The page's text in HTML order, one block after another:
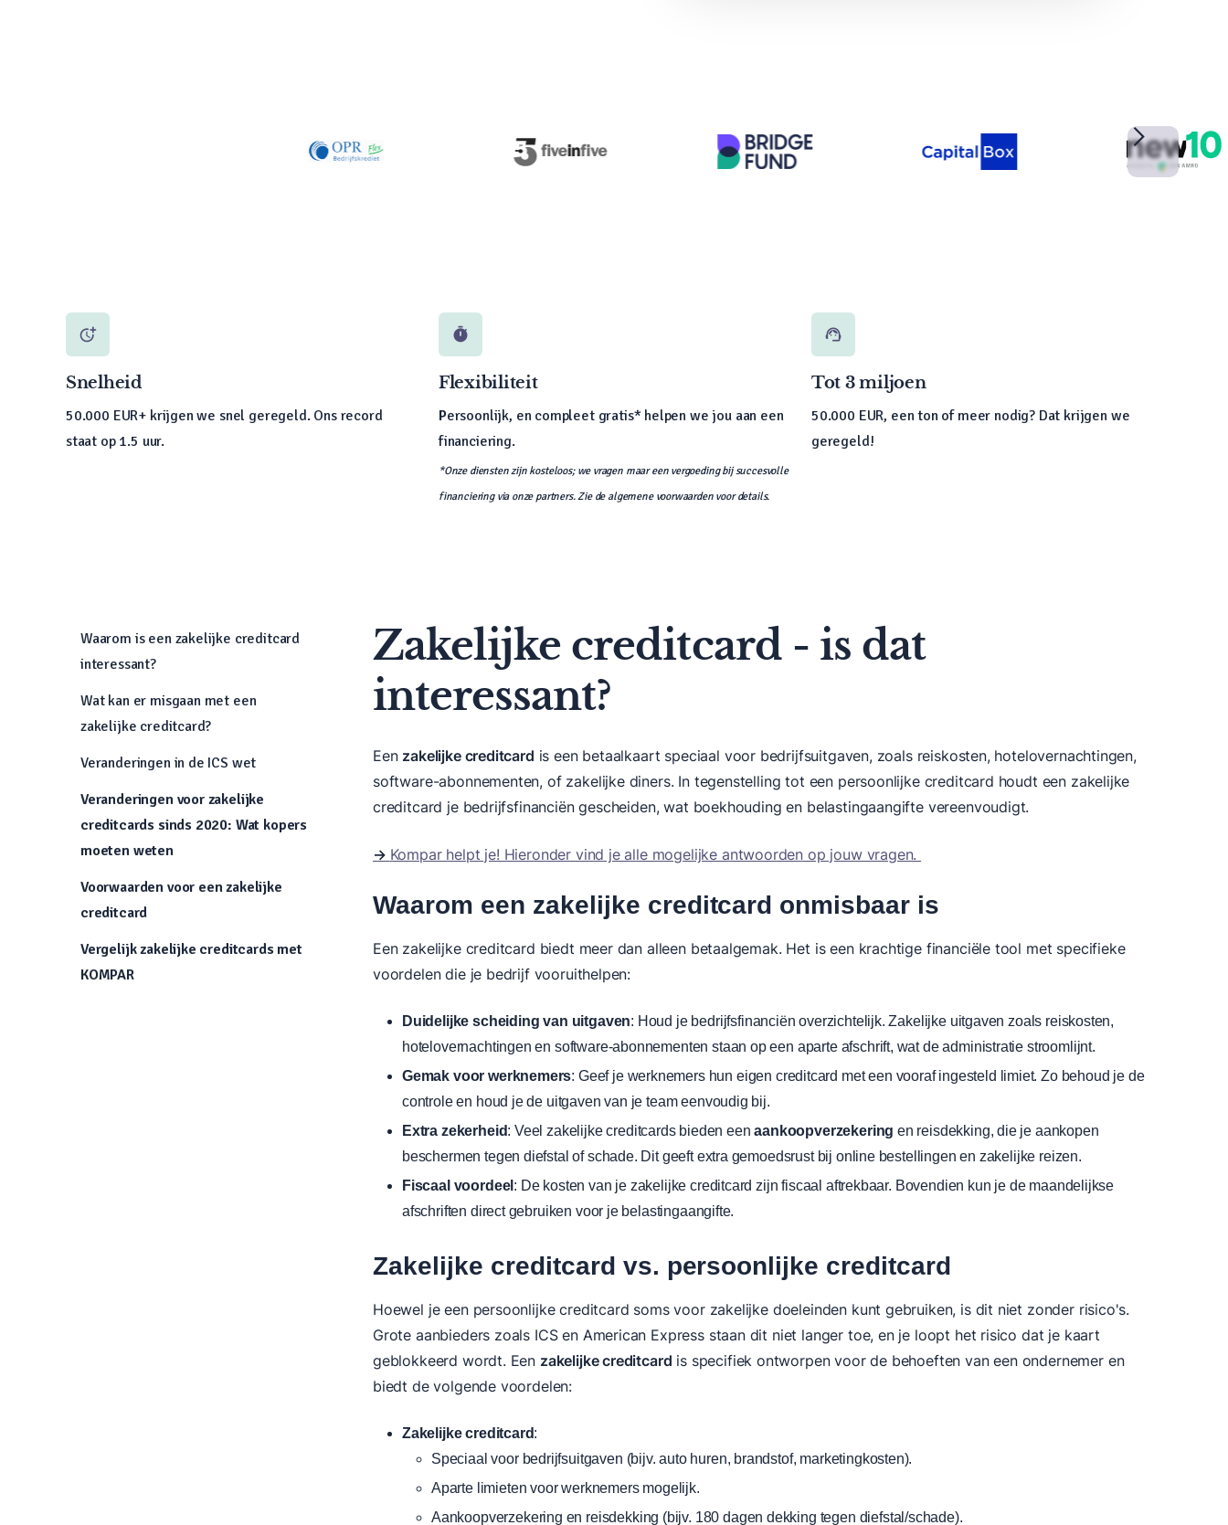
more_time
Snelheid
50.000 EUR+ krijgen we snel geregeld. Ons record
staat op 1.5 uur.
timer
Flexibiliteit
Persoonlijk, en compleet gratis* helpen we jou aan een
financiering.
*Onze diensten zijn kosteloos; we vragen maar een vergoeding bij succesvolle
financiering via onze partners. Zie de algemene voorwaarden voor details.
support_agent
Tot 3 miljoen
50.000 EUR, een ton of meer nodig? Dat krijgen we
geregeld!
Waarom is een zakelijke creditcard
interessant?
Wat kan er misgaan met een
zakelijke creditcard?
Veranderingen in de ICS wet
Veranderingen voor zakelijke
creditcards sinds 2020: Wat kopers
moeten weten
Voorwaarden voor een zakelijke
creditcard
Vergelijk zakelijke creditcards met
KOMPAR
Zakelijke creditcard - is dat
interessant?
Een zakelijke creditcard is een betaalkaart speciaal voor bedrijfsuitgaven, zoals reiskosten, hotelovernachtingen,
software-abonnementen, of zakelijke diners. In tegenstelling tot een persoonlijke creditcard houdt een zakelijke
creditcard je bedrijfsfinanciën gescheiden, wat boekhouding en belastingaangifte vereenvoudigt.
→ Kompar helpt je! Hieronder vind je alle mogelijke antwoorden op jouw vragen.
Waarom een zakelijke creditcard onmisbaar is
Een zakelijke creditcard biedt meer dan alleen betaalgemak. Het is een krachtige financiële tool met specifieke
voordelen die je bedrijf vooruithelpen:
Duidelijke scheiding van uitgaven: Houd je bedrijfsfinanciën overzichtelijk. Zakelijke uitgaven zoals reiskosten,
hotelovernachtingen en software-abonnementen staan op een aparte afschrift, wat de administratie stroomlijnt.
Gemak voor werknemers: Geef je werknemers hun eigen creditcard met een vooraf ingesteld limiet. Zo behoud je de
controle en houd je de uitgaven van je team eenvoudig bij.
Extra zekerheid: Veel zakelijke creditcards bieden eenaankoopverzekering en reisdekking, die je aankopen
beschermen tegen diefstal of schade. Dit geeft extra gemoedsrust bij online bestellingen en zakelijke reizen.
Fiscaal voordeel : De kosten van je zakelijke creditcard zijn fiscaal aftrekbaar. Bovendien kun je de maandelijkse
afschriften direct gebruiken voor je belastingaangifte.
Zakelijke creditcard vs. persoonlijke creditcard
Hoewel je een persoonlijke creditcard soms voor zakelijke doeleinden kunt gebruiken, is dit niet zonder risico's.
Grote aanbieders zoals ICS en American Express staan dit niet langer toe, en je loopt het risico dat je kaart
geblokkeerd wordt. Een zakelijke creditcard is specifiek ontworpen voor de behoeften van een ondernemer en
biedt de volgende voordelen:
Zakelijke creditcard:
Speciaal voor bedrijfsuitgaven (bijv. auto huren, brandstof, marketingkosten).
Aparte limieten voor werknemers mogelijk.
Aankoopverzekering en reisdekking (bijv. 180 dagen dekking tegen diefstal/schade).